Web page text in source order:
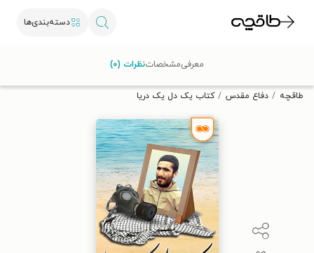
دسته‌بندی‌ها
تخفیف از طاقچه دریافت کن.
طاقچه دفاع مقدس کتاب یک دل یک دریا
معرفیمشخصاتنظرات (۰)